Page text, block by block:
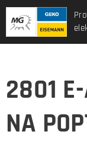
2801
NA